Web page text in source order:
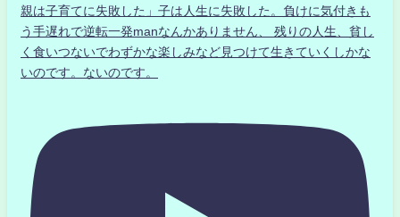
親は子育てに失敗した」子は人生に失敗した。負けに気付きも
う手遅れで逆転一発manなんかありません、 残りの人生、貧し
く食いつないでわずかな楽しみなど見つけて生きていくしかな
いのです。ないのです。